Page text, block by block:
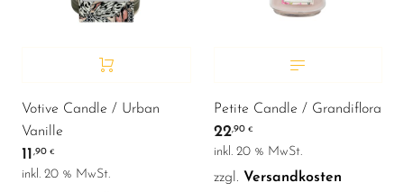
Votive Candle / Urban
Vanille
11,90 €
inkl. 20 % MwSt.
Petite Candle / Grandiflora
22,90€
inkl. 20 % MwSt.
zzgl. Versandkosten